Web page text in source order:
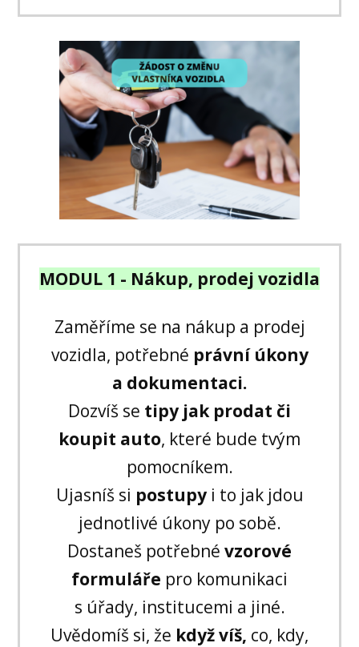
MODUL 1 - Nákup, prodej vozidla
Zaměříme se na nákup a prodej
vozidla, potřebné právní úkony
a dokumentaci.
Dozvíš se tipy jak prodat či
koupit auto, které bude tvým
pomocníkem.
Ujasníš si postupyi to jak jdou
jednotlivé úkony po sobě.
Dostaneš potřebné vzorové
formuláře pro komunikaci
s úřady, institucemi a jiné.
Uvědomíš si, že když víš, co, kdy,